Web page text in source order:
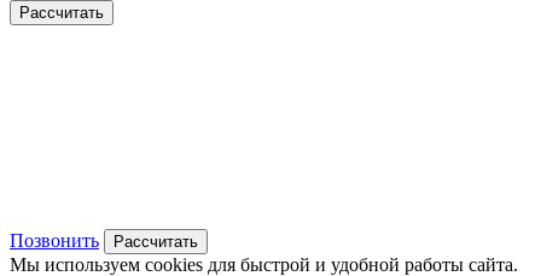
Рассчитать
Позвонить Рассчитать
Мы используем cookies для быстрой и удобной работы сайта.